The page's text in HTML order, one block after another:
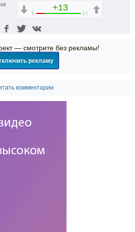
+13
8 21
— смотрите без рекламы!
рекламу
комментарии